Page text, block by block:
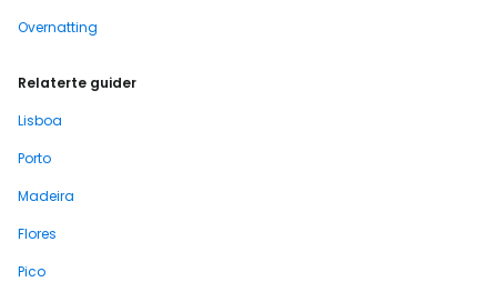
Overnatting
Relaterte guider
Lisboa
Porto
Madeira
Flores
Pico